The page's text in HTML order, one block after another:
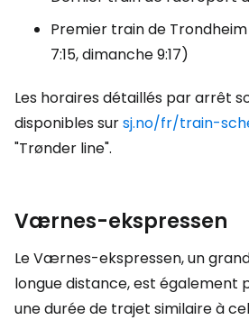
Premier train de
7:15, dimanche 9:17)
Les horaires détaillés par arrêt
disponibles sursj.no/fr/train-
"Trønder line".
Værnes-ekspressen
Le Værnes-ekspressen, un
longue distance, est également
une durée de trajet similaire à